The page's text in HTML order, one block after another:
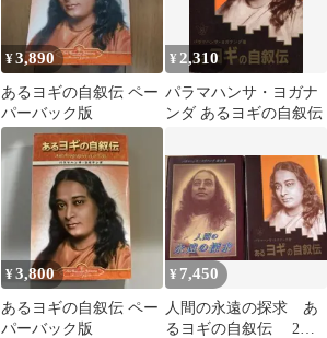
¥3,890
あるヨギの自叙伝 ペー
パーバック版
¥ 2,310
パラマハンサ・ヨガナ
ンダ あるヨギの自叙伝
¥3,800
あるヨギの自叙伝 ペー
パーバック版
¥ 7,450
人間の永遠の探求 あ
るヨギの自叙伝 2冊